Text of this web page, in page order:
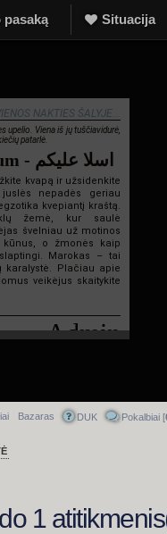
pasaką Situacija
NAKTIES ŠALYJE...
upelio. Viena iš jų tuščiavidurė,
patarlė.
Salamu 'lekum - اسلا عليكم
kvapą ir užsidenkite
nepadės geriau
kvepiantį kraštą.
žemė, kur saulė
švelniau už motinos
o žmonės kaip
Marokas – tai
karalystė. Plačiau apie
veikėjus skaitykite
Admin
Bazaras DUK Pokalbiai [
1